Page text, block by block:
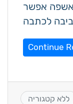
אפשר
Continue
ללא קטגוריה